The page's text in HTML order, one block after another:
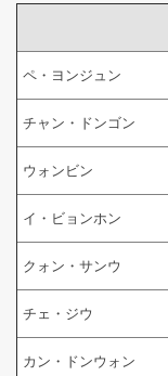
ペ・ヨンジュン
チャン・ドンゴン
ウォンビン
イ・ビョンホン
クォン・サンウ
チェ・ジウ
カン・ドンウォン